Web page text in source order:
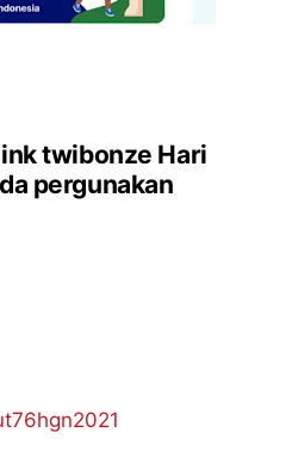
twibonze Hari
pergunakan